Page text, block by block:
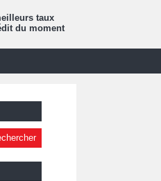
taux
du moment